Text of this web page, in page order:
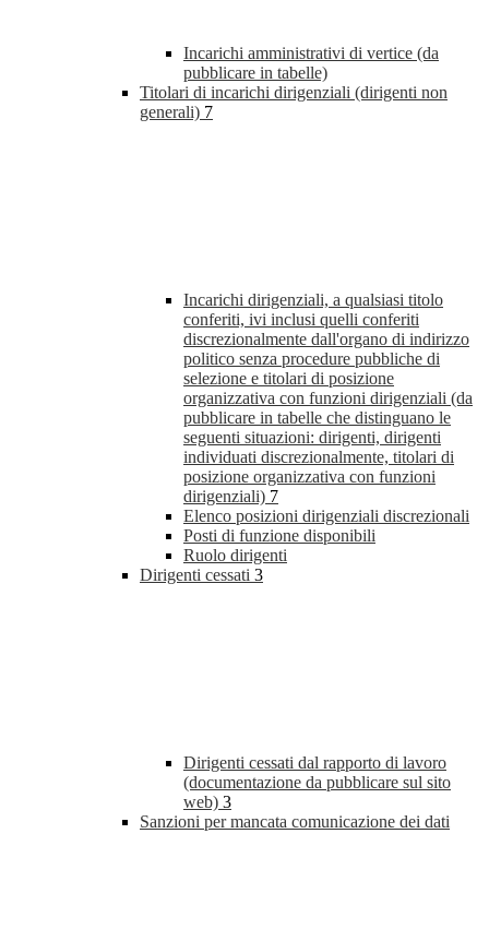
Incarichi amministrativi di vertice (da
pubblicare in tabelle)
Titolari di incarichi dirigenziali (dirigenti non
generali) 7
Incarichi dirigenziali, a qualsiasi titolo
conferiti, ivi inclusi quelli conferiti
discrezionalmente dall'organo di indirizzo
politico senza procedure pubbliche di
selezione e titolari di posizione
organizzativa con funzioni dirigenziali (da
pubblicare in tabelle che distinguano le
seguenti situazioni: dirigenti, dirigenti
individuati discrezionalmente, titolari di
posizione organizzativa con funzioni
dirigenziali) 7
Elenco posizioni dirigenziali discrezionali
Posti di funzione disponibili
Ruolo dirigenti
Dirigenti cessati 3
Dirigenti cessati dal rapporto di lavoro
(documentazione da pubblicare sul sito
web) 3
Sanzioni per mancata comunicazione dei dati